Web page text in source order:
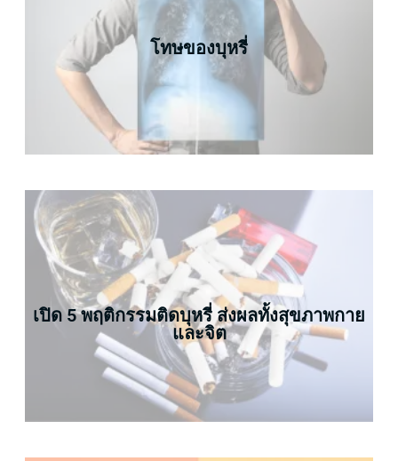
โทษของบุหรี่
เปิด 5 พฤติกรรมติดบุหรี่ ส่งผลทั้งสุขภาพกาย
และจิต